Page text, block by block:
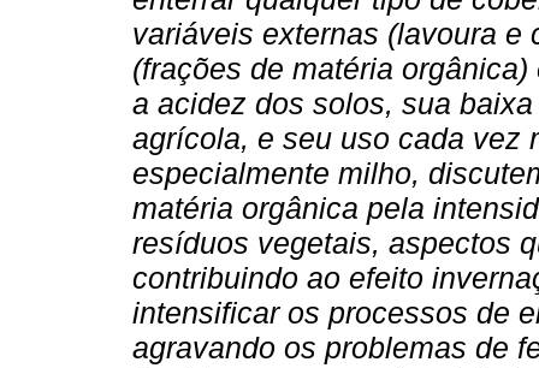
variáveis externas (lavoura e
(frações de matéria
a acidez dos solos, sua
agrícola, e seu uso cada vez
especialmente milho,
matéria orgânica pela
resíduos vegetais, aspectos
contribuindo ao efeito
intensificar os processos de
agravando os problemas de